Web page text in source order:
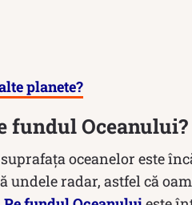
planete?
fundul Oceanului?
oceanelor este
undele radar, astfel că